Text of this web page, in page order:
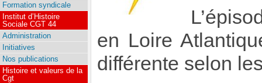
en Loire
différente selon
Formation syndicale
Institut d’Histoire
Sociale CGT 44
Administration
Initiatives
Nos publications
Histoire et valeurs de la
Cgt